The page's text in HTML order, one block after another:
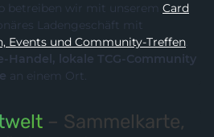
betreiben wir mit unserem Card
Ladengeschäft mit
Turnieren, Events und Community-Treffen.
TCG-Community
an einem Ort.
– Sammelkarte,